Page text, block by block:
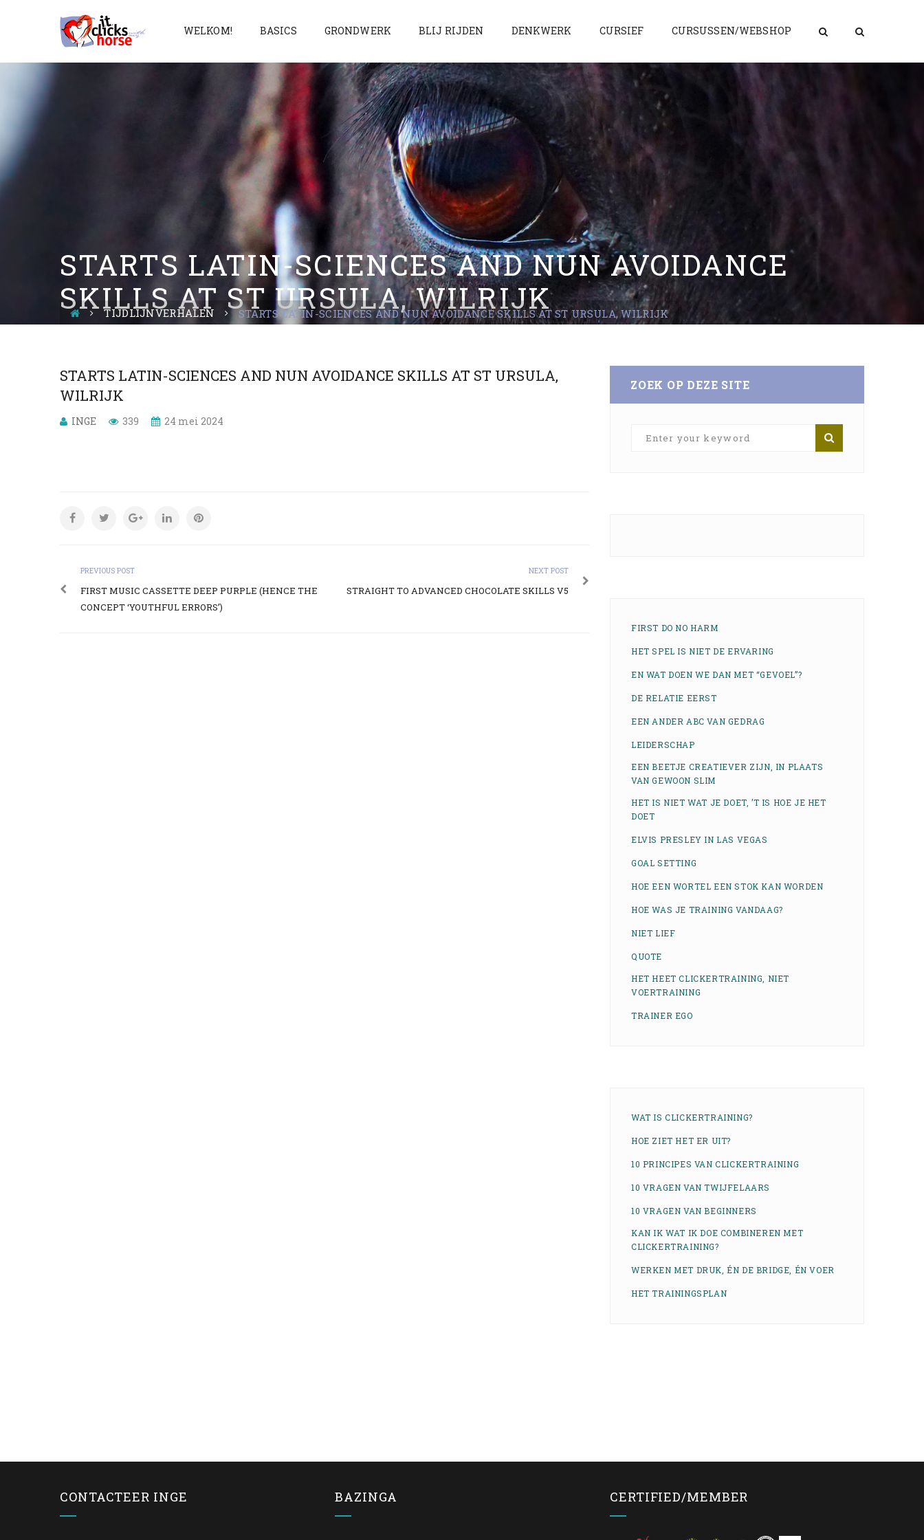
WELKOM! BASICS GRONDWERK BLIJ RIJDEN DENKWERK CURSIEF CURSUSSEN/WEBSHOP
STARTS LATIN-SCIENCES AND NUN AVOIDANCE
SKILLS AT ST URSULA, WILRIJK
TIJDLIJNVERHALEN STARTS LATIN-SCIENCES AND NUN AVOIDANCE SKILLS AT ST URSULA, WILRIJK
STARTS LATIN-SCIENCES AND NUN AVOIDANCE SKILLS AT ST URSULA,
WILRIJK
INGE 339 24 mei 2024
PREVIOUS POST
FIRST MUSIC CASSETTE DEEP PURPLE (HENCE THE
CONCEPT ‘YOUTHFUL ERRORS’)
NEXT POST
STRAIGHT TO ADVANCED CHOCOLATE SKILLS V5
ZOEK OP DEZE SITE
FIRST DO NO HARM
HET SPEL IS NIET DE ERVARING
EN WAT DOEN WE DAN MET “GEVOEL”?
DE RELATIE EERST
EEN ANDER ABC VAN GEDRAG
LEIDERSCHAP
EEN BEETJE CREATIEVER ZIJN, IN PLAATS
VAN GEWOON SLIM
HET IS NIET WAT JE DOET, ’T IS HOE JE HET
DOET
ELVIS PRESLEY IN LAS VEGAS
GOAL SETTING
HOE EEN WORTEL EEN STOK KAN WORDEN
HOE WAS JE TRAINING VANDAAG?
NIET LIEF
QUOTE
HET HEET CLICKERTRAINING, NIET
VOERTRAINING
TRAINER EGO
WAT IS CLICKERTRAINING?
HOE ZIET HET ER UIT?
10 PRINCIPES VAN CLICKERTRAINING
10 VRAGEN VAN TWIJFELAARS
10 VRAGEN VAN BEGINNERS
KAN IK WAT IK DOE COMBINEREN MET
CLICKERTRAINING?
WERKEN MET DRUK, ÉN DE BRIDGE, ÉN VOER
HET TRAININGSPLAN
CONTACTEER INGE BAZINGA CERTIFIED/MEMBER